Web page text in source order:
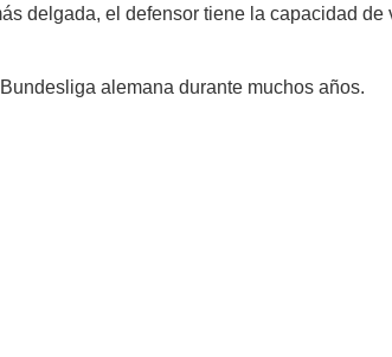
delgada, el defensor tiene la capacidad de
alemana durante muchos años.